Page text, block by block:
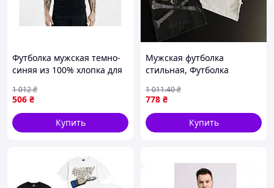
Футболка мужская темно-
синяя из 100% хлопка для
OSM
506 ₴
1 012₴
Купить
Мужская футболка
стильная, Футболка
778 ₴
1 011.40₴
Купить